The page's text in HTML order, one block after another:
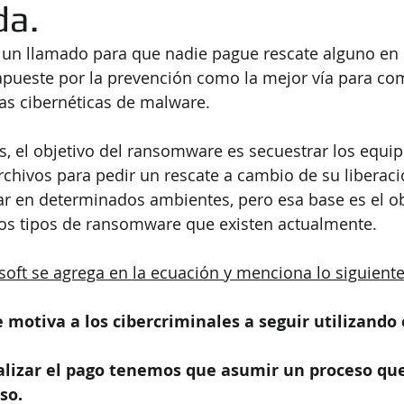
llamado para que nadie pague rescate alguno
por la prevención como la mejor vía para
cibernéticas de malware.
el objetivo del ransomware es secuestrar los
para pedir un rescate a cambio de su
en determinados ambientes, pero esa base es el
tipos de ransomware que existen actualmente.
se agrega en la ecuación y menciona lo
motiva a los cibercriminales a seguir
el pago tenemos que asumir un proceso